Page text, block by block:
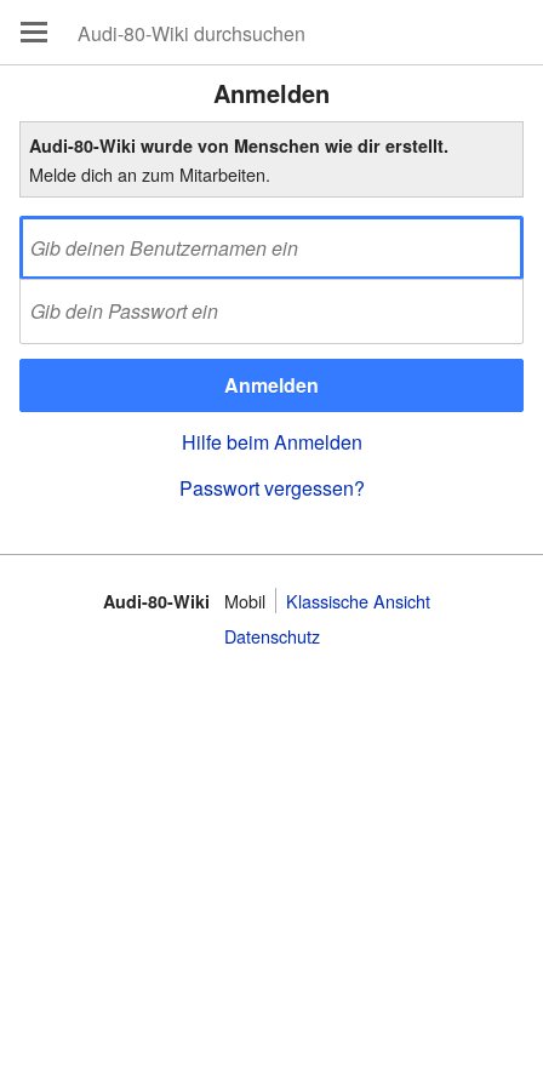
Anmelden
Audi-80-Wiki wurde von Menschen wie dir erstellt.
Melde dich an zum Mitarbeiten.
Anmelden
Hilfe beim Anmelden
Passwort vergessen?
Audi-80-Wiki Mobil
Klassische Ansicht
Datenschutz